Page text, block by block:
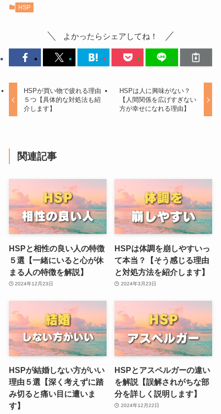
HSP
よかったらシェアしてね！
HSPが買い物で疲れる理由
５つ【具体的な対処法も紹
介します】
HSPは人に興味がない？
【人間関係を広げすぎない
方が幸せになれる理由】
関連記事
HSPと相性の良い人の特徴
５選【一緒にいると心が休
まる人の特徴を解説】
2024年12月23日
HSPは体調を崩しやすいっ
て本当？【そう感じる理由
と対処方法を紹介します】
2024年3月23日
HSPが結婚しない方がいい
理由５選【深く考えずに踏
み切ると痛い目に遭いま
す】
HSPとアスペルガーの違い
を解説【誤解されがちな部
分を詳しく説明します】
2024年12月22日